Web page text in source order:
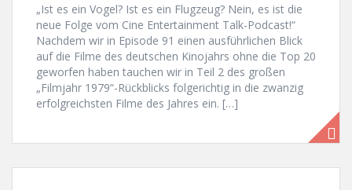
„Ist es ein Vogel? Ist es ein Flugzeug? Nein, es ist die
neue Folge vom Cine Entertainment Talk-Podcast!“
Nachdem wir in Episode 91 einen ausführlichen Blick
auf die Filme des deutschen Kinojahrs ohne die Top 20
geworfen haben tauchen wir in Teil 2 des großen
„Filmjahr 1979“-Rückblicks folgerichtig in die zwanzig
erfolgreichsten Filme des Jahres ein. […]